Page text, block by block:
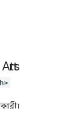
Attrs